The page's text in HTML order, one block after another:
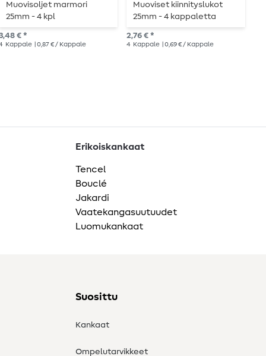
Muovisoljet marmori
25mm - 4 kpl
€ *
Kappale | 0,87 € / Kappale
Muoviset kiinnityslukot
25mm - 4 kappaletta
2,76 € *
4 Kappale | 0,69 € / Kappale
Erikoiskankaat
Tencel
Bouclé
Jakardi
Vaatekangasuutuudet
Luomukankaat
Suosittu
Kankaat
Ompelutarvikkeet